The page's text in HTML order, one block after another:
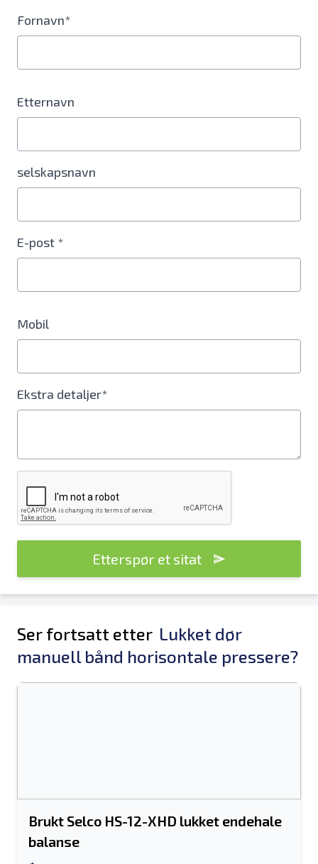
Fornavn*
Etternavn
selskapsnavn
E-post *
Mobil
Ekstra detaljer*
Etterspør et sitat
Ser fortsatt etter Lukket dør
manuell bånd horisontale pressere?
Brukt Selco HS-12-XHD lukket endehale
balanse